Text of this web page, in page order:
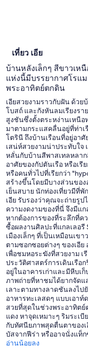
เที่ยว เอีย
บ้านหลังเล็กๆ สีขาวเห
แห่งนี้มีบรรยากาศโรแ
พระอาทิตย์ตกดิน
เอียสวยงามราวกับฝัน ด้ว
โบสถ์ และกังหันลมเรียงร
สูงชันซึ่งตั้งตระหง่านเหนือ
มาตามกระแสคลื่นอยู่ที่ท่าเ
โตรินี ถึงบ้านเรือนที่อยู่อา
เสน่ห์สวยงามน่าประทับใจ
หลั่นกับบ้านสีพาสเทลหลา
อาศัยของกัปตันเรือ หรือเรี
หรือคนทั่วไปที่เรียกว่า
สร้างขึ้นโดยมีบางส่วนของ
เย็นสบาย นักท่องเที่ยวมีที่
เอีย รับรองว่าคุณจะถ่ายรู
ความงดงามของที่นี่ จึงมีแ
หากต้องการของที่ระลึกที่ค
ซื้อผลงานศิลปะที่แกลเลอรี
เมืองเล็กๆ ที่เป็นเหมือนเข
ตามซอกซอยต่างๆ ของเอีย
เพื่อชมหอระฆังที่สวยงาม
ประวัติศาสตร์การเดินเรื
อยู่ในอาคารเก่าและมีหีบ
ภาพถ่ายที่หาชมได้ยากจัดแ
เลาะตามทางลาดชันลงไป
อาหารทะเลสดๆ แบบเอา
สวยที่สุดในช่วงพระอาทิตย์
แดง หาจุดเหมาะๆ ริมระเ
กับทัศนียภาพสุดตื่นตาของ
บัสจากฟีร่า หรืออาจนั่งแท็
อ่านน้อยลง